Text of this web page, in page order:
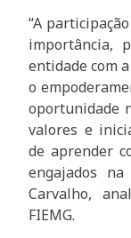
“A
importância,
entidade com
o
oportunidade
valores e
de aprender
engajados na
Carvalho,
FIEMG.